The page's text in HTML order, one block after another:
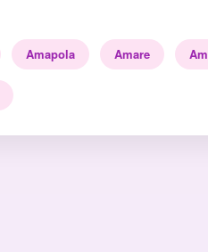
Amapola Amare